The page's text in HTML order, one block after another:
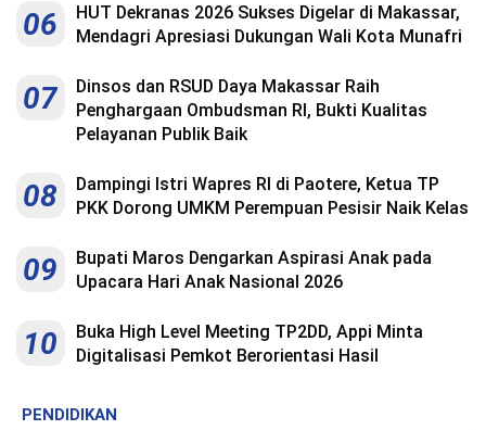
06
HUT Dekranas 2026 Sukses Digelar di Makassar,
Mendagri Apresiasi Dukungan Wali Kota Munafri
07
Dinsos dan RSUD Daya Makassar Raih
Penghargaan Ombudsman RI, Bukti Kualitas
Pelayanan Publik Baik
08
Dampingi Istri Wapres RI di Paotere, Ketua TP
PKK Dorong UMKM Perempuan Pesisir Naik Kelas
09
Bupati Maros Dengarkan Aspirasi Anak pada
Upacara Hari Anak Nasional 2026
10
Buka High Level Meeting TP2DD, Appi Minta
Digitalisasi Pemkot Berorientasi Hasil
PENDIDIKAN